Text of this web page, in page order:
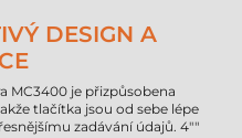
DESIGN A
MC3400 je přizpůsobena
tlačítka jsou od sebe lépe
zadávání údajů. 4""